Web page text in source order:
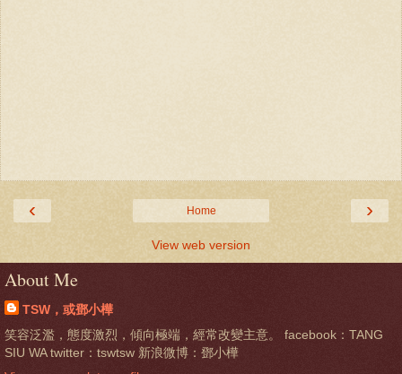
‹ ›
Home
View web version
About Me
TSW，或鄧小樺
笑容泛濫，態度激烈，傾向極端，經常改變主意。 facebook：TANG
SIU WA twitter：tswtsw 新浪微博：鄧小樺